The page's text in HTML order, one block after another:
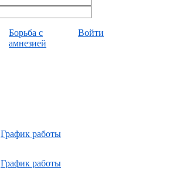
Борьба с
амнезией
Войти
График работы
График работы